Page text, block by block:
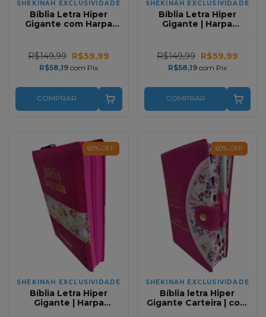
SHEKINAH EXCLUSIVIDADE
Bíblia Letra Hiper
Gigante com Harpa
R$149,99 R$59,99
R$58,19com Pix
COMPRAR
SHEKINAH EXCLUSIVIDADE
Bíblia Letra Hiper
Gigante | Harpa
Full Color
R$149,99 R$59,99
R$58,19 com Pix
COMPRAR
60% OFF
SHEKINAH EXCLUSIVIDADE
Bíblia Letra Hiper
Gigante | Harpa
60% OFF
SHEKINAH EXCLUSIVIDADE
Bíblia letra Hiper
Gigante Carteira | com